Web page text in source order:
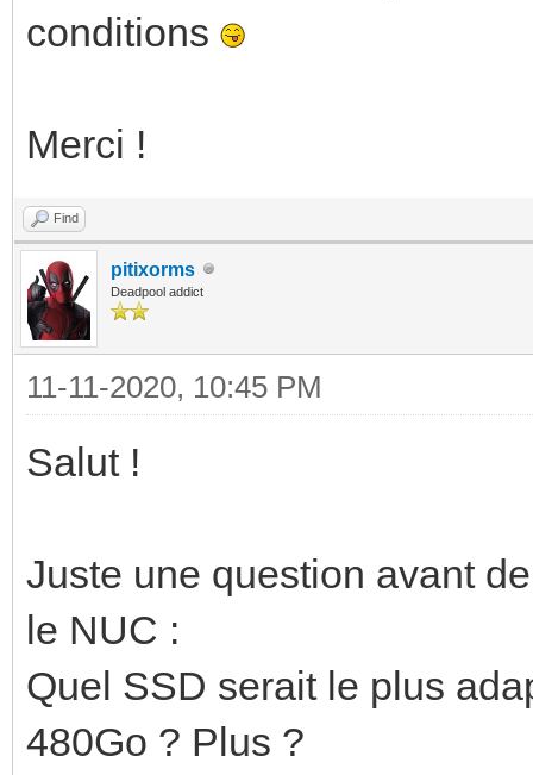
conditions
Merci !
Find
pitixorms
Deadpool addict
11-11-2020, 10:45 PM
Salut !
Juste une question avant
le NUC :
Quel SSD serait le plus
480Go ? Plus ?